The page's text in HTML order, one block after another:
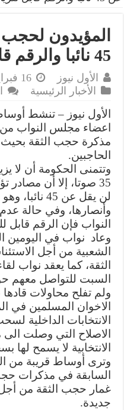
المؤيدون
45 نائبا والرقم قابل للزيادة
الأول نيوز
16 فبراير، 2018
الأخبار الرئيسية
الأول نيوز – تنشط
اعضاء مجلس النواب
مذكرة حجب الثقة بحيث
الحاجبين.
وتتمنى الحكومة أن لا
35 صوتا، إلا أن
لن يقل عن
وأنصارها، وفي حالة
النواب فإن الرقم قابل
وعاد نواب في اليومين
الشعبية من أجل
الثقة، كما يعقد نواب
السبت للتواصل معهم
ولم تفلح محاولات
الاخوان المسلمين
الانتخابات الداخلية
الاصلاح التي وصلت
الانتخابية لا يسمح لها
وترى أوساط قريبة من
السابقة في مذكرات
غمار حجب الثقة من
جديدة.